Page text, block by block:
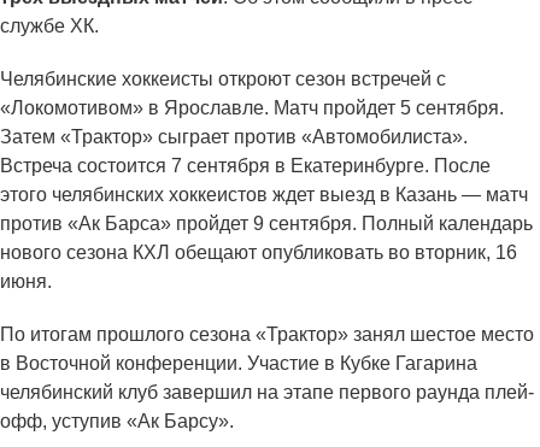
службе ХК.
Челябинские хоккеисты откроют сезон встречей с
«Локомотивом» в Ярославле. Матч пройдет 5 сентября.
Затем «Трактор» сыграет против «Автомобилиста».
Встреча состоится 7 сентября в Екатеринбурге. После
этого челябинских хоккеистов ждет выезд в Казань — матч
против «Ак Барса» пройдет 9 сентября. Полный календарь
нового сезона КХЛ обещают опубликовать во вторник, 16
июня.
По итогам прошлого сезона «Трактор» занял шестое место
в Восточной конференции. Участие в Кубке Гагарина
челябинский клуб завершил на этапе первого раунда плей-
офф, уступив «Ак Барсу».